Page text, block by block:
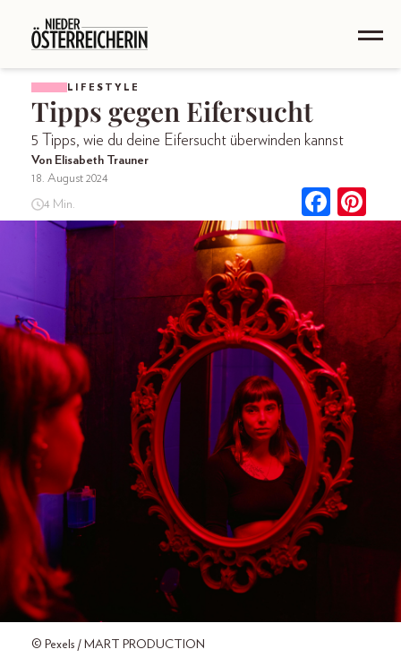
LIFESTYLE
Tipps gegen Eifersucht
5 Tipps, wie du deine Eifersucht überwinden kannst
Von Elisabeth Trauner
18. August 2024
4 Min.
© Pexels / MART PRODUCTION